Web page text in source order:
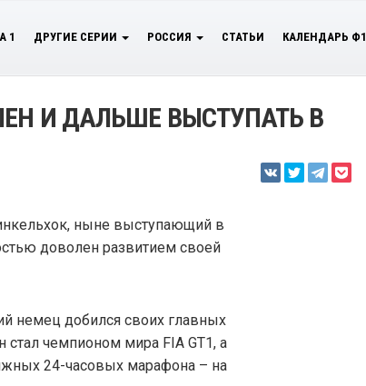
1 ДРУГИЕ СЕРИИ РОССИЯ СТАТЬИ КАЛЕНДАРЬ Ф1
И ДАЛЬШЕ ВЫСТУПАТЬ В
ныне выступающий в
доволен развитием своей
немец добился своих главных
чемпионом мира FIA GT1, а
24-часовых марафона – на